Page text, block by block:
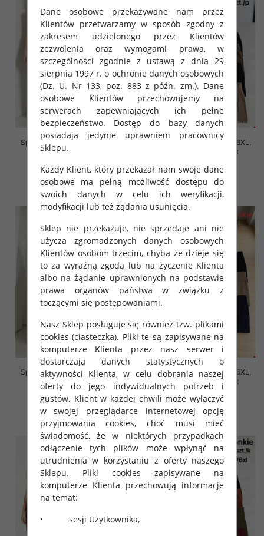
Spodnie damskie Roz 2XL-6XL,
Mix Kolor Paczka 12 szt
16.00 zł
szczegóły
Spodnie damskie Roz 2XL-6XL,
Mix Kolor Paczka 12 szt
16.00 zł
szczegóły
Spodnie damskie Roz 2XL-6XL,
Mix Kolor Paczka 12 szt
16.00 zł
szczegóły
Spodnie damskie Roz 2XL-6XL,
Mix Kolor Paczka 12 szt
16.00 zł
szczegóły
Dane osobowe przekazywane nam przez
Klientów przetwarzamy w sposób zgodny z
zakresem udzielonego przez Klientów
zezwolenia oraz wymogami prawa, w
szczególności zgodnie z ustawą z dnia 29
sierpnia 1997 r. o ochronie danych osobowych
(Dz. U. Nr 133, poz. 883 z późn. zm.). Dane
osobowe Klientów przechowujemy na
serwerach zapewniających ich pełne
bezpieczeństwo. Dostęp do bazy danych
posiadają jedynie uprawnieni pracownicy
Sklepu.
Każdy Klient, który przekazał nam swoje dane
osobowe ma pełną możliwość dostępu do
swoich danych w celu ich weryfikacji,
modyfikacji lub też żądania usunięcia.
Sklep nie przekazuje, nie sprzedaje ani nie
użycza zgromadzonych danych osobowych
Klientów osobom trzecim, chyba że dzieje się
to za wyraźną zgodą lub na życzenie Klienta
albo na żądanie uprawnionych na podstawie
prawa organów państwa w związku z
toczącymi się postępowaniami.
Nasz Sklep posługuje się również tzw. plikami
cookies (ciasteczka). Pliki te są zapisywane na
komputerze Klienta przez nasz serwer i
dostarczają danych statystycznych o
aktywności Klienta, w celu dobrania naszej
oferty do jego indywidualnych potrzeb i
gustów. Klient w każdej chwili może wyłączyć
w swojej przeglądarce internetowej opcję
przyjmowania cookies, choć musi mieć
świadomość, że w niektórych przypadkach
odłączenie tych plików może wpłynąć na
utrudnienia w korzystaniu z oferty naszego
Sklepu. Pliki cookies zapisywane na
komputerze Klienta przechowują informacje
na temat:
• sesji Użytkownika,